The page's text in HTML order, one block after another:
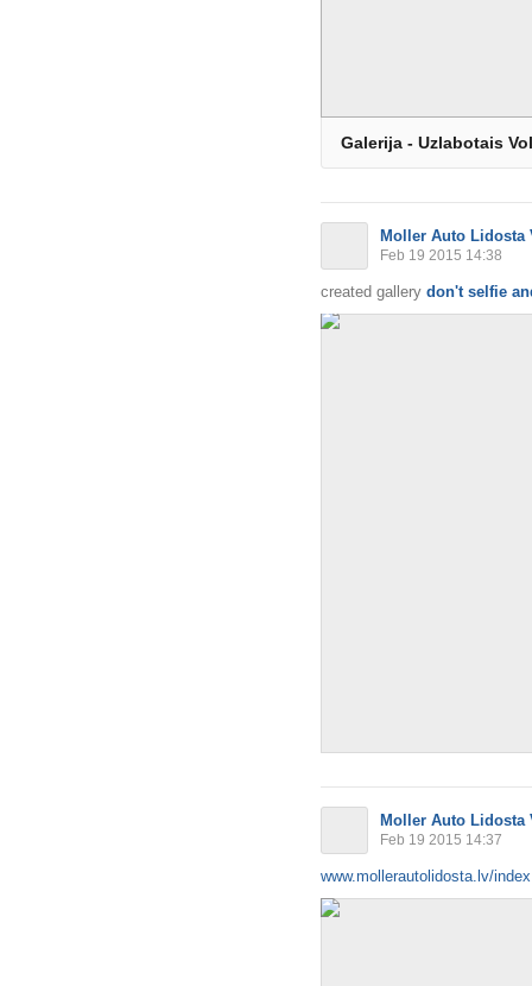
Galerija - Uzlabotais
Moller Auto Lidosta
Feb 19 2015 14:38
created gallery don't selfie
Moller Auto Lidosta
Feb 19 2015 14:37
www.mollerautolidosta.lv/